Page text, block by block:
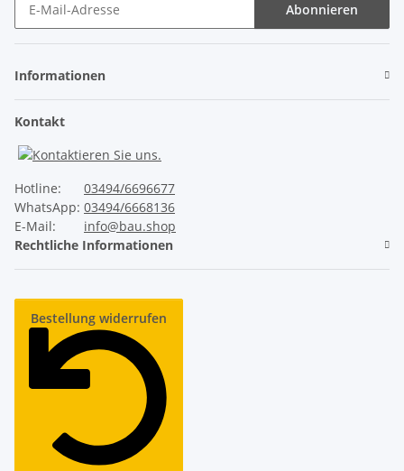
Normale Billig-Rolltore ✕
Unser ThermoTeck
Normale Billig-Rolltore
Unser ThermoTeck
Normale Billig-Rolltore
Lange Lebensdauer
Abonnieren
Informationen
Kontakt
Hotline:
03494/6696677
WhatsApp: 03494/6668136
E-Mail:
info@bau.shop
Rechtliche Informationen
Bestellung widerrufen